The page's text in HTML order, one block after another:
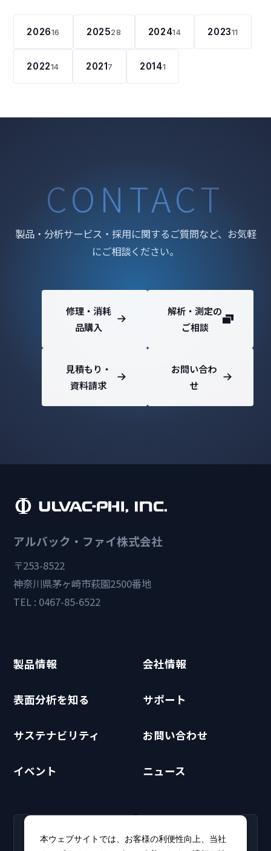
202616 202528 202414 202311
202214 2021 7 20141
CONTACT
製品・分析サービス・採用に関するご質問など、お気軽
にご相談ください。
修理・消耗
品購入
解析・測定の
ご相談
見積もり・
資料請求
お問い合わ
せ
アルバック・ファイ株式会社
〒253-8522
神奈川県茅ヶ崎市萩園2500番地
TEL : 0467-85-6522
製品情報 会社情報
表面分析を知る サポート
サステナビリティ お問い合わせ
イベント ニュース
採用情報 CLUB PHI（会員専
本ウェブサイトでは、お客様の利便性向上、当社